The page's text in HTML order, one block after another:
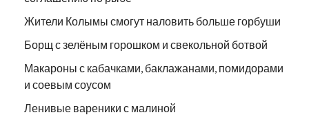
Жители Колымы смогут наловить больше горбуши
Борщ с зелёным горошком и свекольной ботвой
Макароны с кабачками, баклажанами, помидорами
и соевым соусом
Ленивые вареники с малиной